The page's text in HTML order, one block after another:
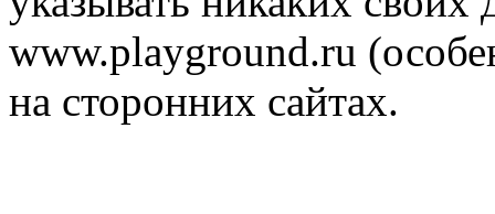
www.playground.ru
на сторонних сайтах.